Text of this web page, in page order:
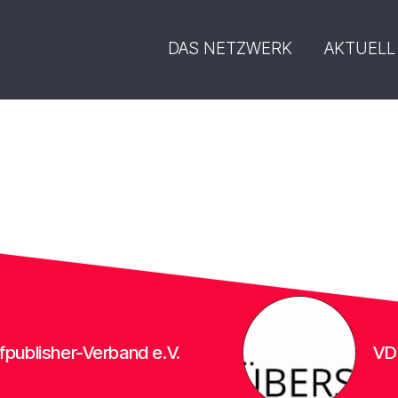
DAS NETZWERK AKTUELL
Verband e.V. VDÜ